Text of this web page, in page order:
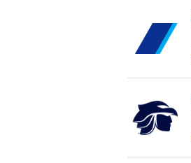
2400.